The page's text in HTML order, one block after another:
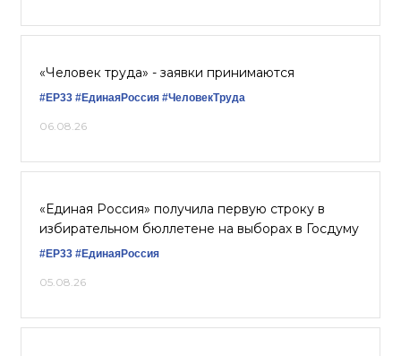
«Человек труда» - заявки принимаются
#ЕР33 #‎ЕдинаяРоссия #ЧеловекТруда
06.08.26
«Единая Россия» получила первую строку в
избирательном бюллетене на выборах в Госдуму
#ЕР33 #ЕдинаяРоссия
05.08.26